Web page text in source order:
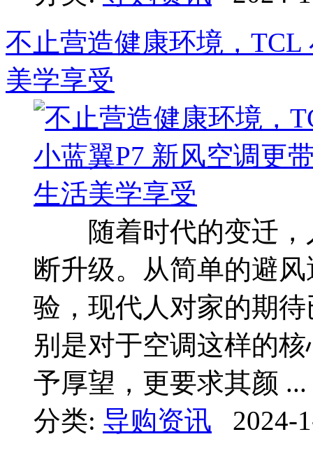
不止营造健康环境，TCL
美学享受
随着时代的变迁，
断升级。从简单的避
验，现代人对家的期
别是对于空调这样的
予厚望，更要求其颜 ...
分类: 导购资讯
2024-